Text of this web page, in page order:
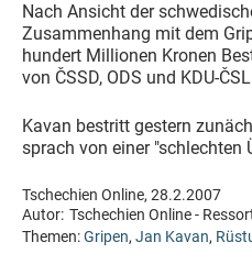
Nach Ansicht der
Zusammenhang mit dem
hundert Millionen Kronen
von ČSSD, ODS und KDU-
Kavan bestritt gestern
sprach von einer "schlechten
Tschechien Online, 28.2.2007
Autor: Tschechien Online -
Themen:Gripen, Jan Kavan,